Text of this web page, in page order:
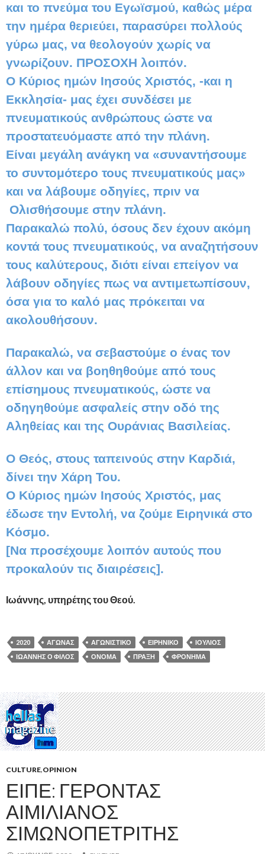
και το πνεύμα του Εγωϊσμού, καθώς μέρα
την ημέρα θεριεύει, παρασύρει πολλούς
γύρω μας, να θεολογούν χωρίς να
γνωρίζουν. ΠΡΟΣΟΧΗ λοιπόν.
Ο Κύριος ημών Ιησούς Χριστός, -και η
Εκκλησία- μας έχει συνδέσει με
πνευματικούς ανθρώπους ώστε να
προστατευόμαστε από την πλάνη.
Είναι μεγάλη ανάγκη να «συναντήσουμε
το συντομότερο τους πνευματικούς μας»
και να λάβουμε οδηγίες, πριν να
Ολισθήσουμε στην πλάνη.
Παρακαλώ πολύ, όσους δεν έχουν ακόμη
κοντά τους πνευματικούς, να αναζητήσουν
τους καλύτερους, διότι είναι επείγον να
λάβουν οδηγίες πως να αντιμετωπίσουν,
όσα για το καλό μας πρόκειται να
ακολουθήσουν.
Παρακαλώ, να σεβαστούμε ο ένας τον
άλλον και να βοηθηθούμε από τους
επίσημους πνευματικούς, ώστε να
οδηγηθούμε ασφαλείς στην οδό της
Αληθείας και της Ουράνιας Βασιλείας.
Ο Θεός, στους ταπεινούς στην Καρδιά,
δίνει την Χάρη Του.
Ο Κύριος ημών Ιησούς Χριστός, μας
έδωσε την Εντολή, να ζούμε Ειρηνικά στο
Κόσμο.
[Να προσέχουμε λοιπόν αυτούς που
προκαλούν τις διαιρέσεις].
Ιωάννης, υπηρέτης του Θεού.
2020 ΑΓΏΝΑΣ ΑΓΩΝΙΣΤΙΚΌ ΕΙΡΗΝΙΚΌ
ΙΟΎΛΙΟΣ
ΙΩΆΝΝΗΣ Ό ΦΊΛΟΣ
ΌΝΟΜΑ ΠΡΆΞΗ ΦΡΌΝΗΜΑ
CULTURE,OPINION
ΕΊΠΕ: ΓΈΡΟΝΤΑΣ
ΑΙΜΙΛΙΑΝΌΣ
ΣΙΜΩΝΟΠΕΤΡΊΤΗΣ